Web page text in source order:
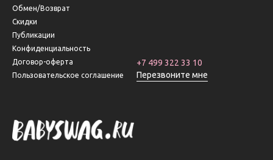
Обмен/Возврат
Скидки
Публикации
Конфиденциальность
Договор-оферта
Пользовательское соглашение
+7 499 322 33 10
Перезвоните мне